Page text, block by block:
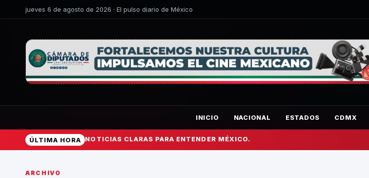
jueves 6 de agosto de 2026 · El pulso diario de México
INICIO NACIONAL ESTADOS CDMX
ÚLTIMA HORA NOTICIAS CLARAS PARA ENTENDER MÉXICO.
ARCHIVO